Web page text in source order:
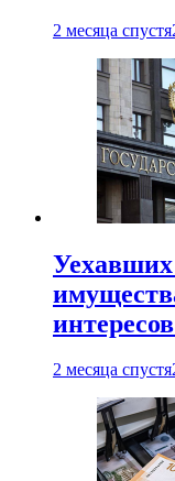
2 месяца спустя
Уехавших
2 месяца спустя